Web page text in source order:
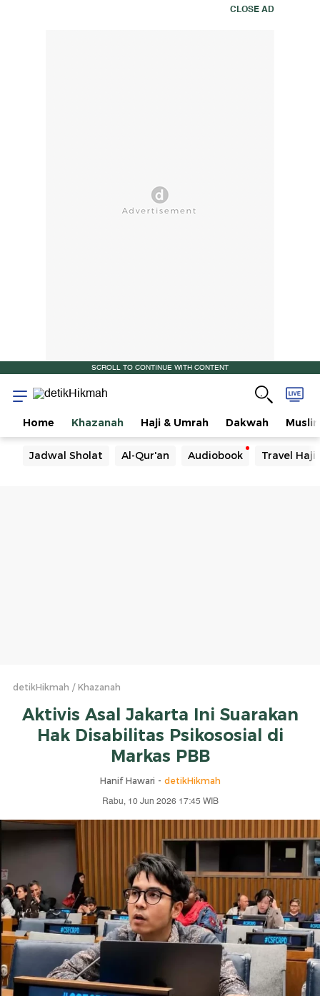
CLOSE AD
SCROLL TO CONTINUE WITH CONTENT
Home Khazanah Haji & Umrah Dakwah
Jadwal Sholat Al-Qur'an Audiobook Travel Haji
detikHikmah Khazanah
Aktivis Asal Jakarta Ini Suarakan
Hak Disabilitas Psikososial di
Markas PBB
Hanif Hawari - detikHikmah
Rabu, 10 Jun 2026 17:45 WIB